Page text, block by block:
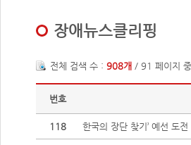
장애뉴스클리핑
전체 검색 수 : 908개 / 91 페이지
번호
118 한국의 장단 찾기’ 예선 도